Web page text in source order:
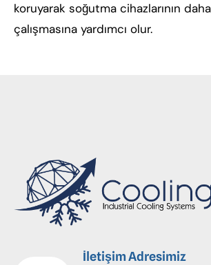
koruyarak soğutma cihazlarının
çalışmasına yardımcı olur.
İletişim Adresimiz